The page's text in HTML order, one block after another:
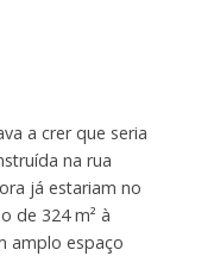
a crer que seria
na rua
já estariam no
de 324 m² à
amplo espaço